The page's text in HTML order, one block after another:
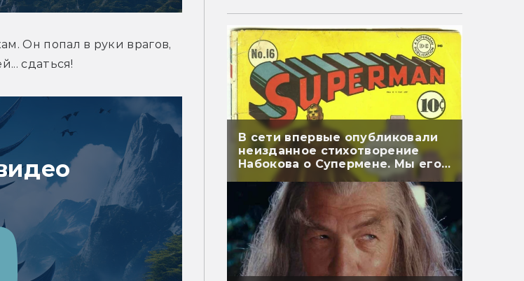
Он попал в руки врагов,
сдаться!
В сети впервые опубликовали
неизданное стихотворение
Набокова о Супермене. Мы его
перевели